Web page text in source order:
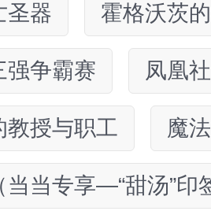
圣器 霍格沃茨
强争霸赛 凤凰
教授与职工 魔
当专享—“甜汤”印